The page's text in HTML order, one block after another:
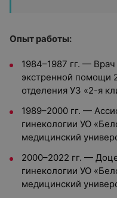
Опыт работы:
1984–1987 гг. —
экстренной помощи
отделения УЗ «2-я
1989–2000 гг. —
гинекологии УО
медицинский
2000–2022 гг. —
гинекологии УО
медицинский